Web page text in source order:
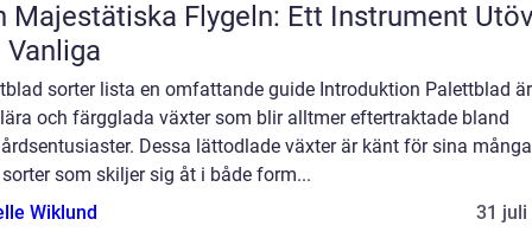
Majestätiska Flygeln: Ett Instrument
Vanliga
sorter lista en omfattande guide Introduktion Palettblad är
och färgglada växter som blir alltmer eftertraktade bland
Dessa lättodlade växter är känt för sina många
som skiljer sig åt i både form...
Wiklund
31 juli